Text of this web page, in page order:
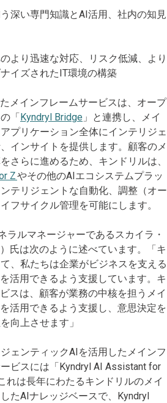
深い専門知識とAI活用、社内の知見
より迅速な対応、リスク低減、より
イズされたIT環境の構築
メインフレームサービスは、オープ
「 Kyndryl Bridge 」と連携し、メイ
プリケーション全体にインテリジェ
インサイトを提供します。顧客のメ
さらに進めるため、キンドリルは、
Zやその他のAIエコシステムプラッ
テリジェントな自動化、調整（オー
フサイクル管理を可能にします。
ラルマネージャーであるスカイラ・
氏は次のように述べています。「キ
、私たちは企業がビジネスを支える
活用できるよう支援しています。キ
スは、顧客が業務の中核を担うメイ
活用できるよう支援し、意思決定を
向上させます」
ェンティックAIを活用したメインフ
ビスには「Kyndryl AI Assistant for
れは長年にわたるキンドリルのメイ
たAIナレッジベースで、Kyndryl